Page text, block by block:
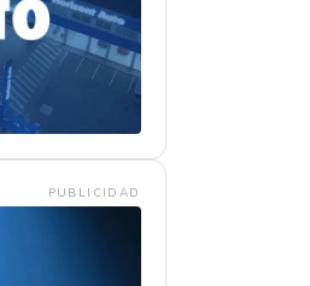
PUBLICIDAD